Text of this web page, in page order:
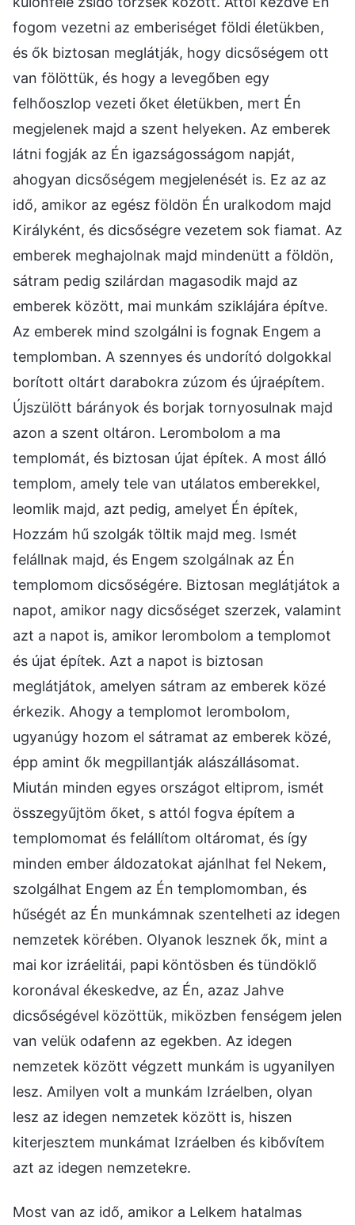
fogom vezetni az emberiséget földi életükben,
és ők biztosan meglátják, hogy dicsőségem ott
van fölöttük, és hogy a levegőben egy
felhőoszlop vezeti őket életükben, mert Én
megjelenek majd a szent helyeken. Az emberek
látni fogják az Én igazságosságom napját,
ahogyan dicsőségem megjelenését is. Ez az az
idő, amikor az egész földön Én uralkodom majd
Királyként, és dicsőségre vezetem sok fiamat. Az
emberek meghajolnak majd mindenütt a földön,
sátram pedig szilárdan magasodik majd az
emberek között, mai munkám sziklájára építve.
Az emberek mind szolgálni is fognak Engem a
templomban. A szennyes és undorító dolgokkal
borított oltárt darabokra zúzom és újraépítem.
Újszülött bárányok és borjak tornyosulnak majd
azon a szent oltáron. Lerombolom a ma
templomát, és biztosan újat építek. A most álló
templom, amely tele van utálatos emberekkel,
leomlik majd, azt pedig, amelyet Én építek,
Hozzám hű szolgák töltik majd meg. Ismét
felállnak majd, és Engem szolgálnak az Én
templomom dicsőségére. Biztosan meglátjátok a
napot, amikor nagy dicsőséget szerzek, valamint
azt a napot is, amikor lerombolom a templomot
és újat építek. Azt a napot is biztosan
meglátjátok, amelyen sátram az emberek közé
érkezik. Ahogy a templomot lerombolom,
ugyanúgy hozom el sátramat az emberek közé,
épp amint ők megpillantják alászállásomat.
Miután minden egyes országot eltiprom, ismét
összegyűjtöm őket, s attól fogva építem a
templomomat és felállítom oltáromat, és így
minden ember áldozatokat ajánlhat fel Nekem,
szolgálhat Engem az Én templomomban, és
hűségét az Én munkámnak szentelheti az idegen
nemzetek körében. Olyanok lesznek ők, mint a
mai kor izráelitái, papi köntösben és tündöklő
koronával ékeskedve, az Én, azaz Jahve
dicsőségével közöttük, miközben fenségem jelen
van velük odafenn az egekben. Az idegen
nemzetek között végzett munkám is ugyanilyen
lesz. Amilyen volt a munkám Izráelben, olyan
lesz az idegen nemzetek között is, hiszen
kiterjesztem munkámat Izráelben és kibővítem
azt az idegen nemzetekre.
Most van az idő, amikor a Lelkem hatalmas